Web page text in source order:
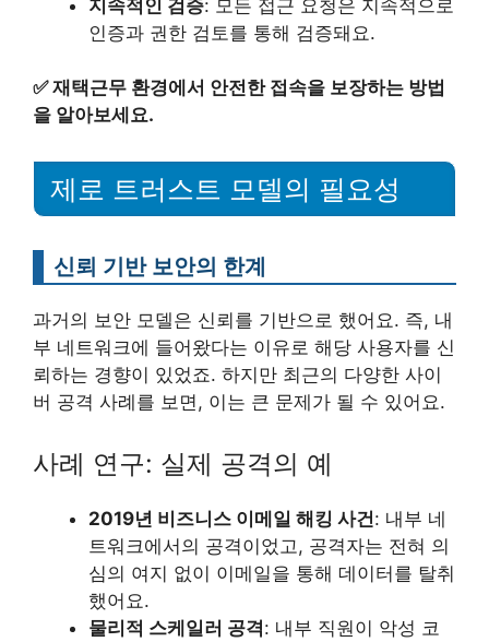
지속적인 검증: 모든 접근 요청은 지속적으로
인증과 권한 검토를 통해 검증돼요.
✅재택근무 환경에서 안전한 접속을 보장하는 방법
을 알아보세요.
제로 트러스트 모델의 필요성
신뢰 기반 보안의 한계
과거의 보안 모델은 신뢰를 기반으로 했어요. 즉, 내
부 네트워크에 들어왔다는 이유로 해당 사용자를 신
뢰하는 경향이 있었죠. 하지만 최근의 다양한 사이
버 공격 사례를 보면, 이는 큰 문제가 될 수 있어요.
사례 연구: 실제 공격의 예
2019년 비즈니스 이메일 해킹 사건: 내부 네
트워크에서의 공격이었고, 공격자는 전혀 의
심의 여지 없이 이메일을 통해 데이터를 탈취
했어요.
물리적 스케일러 공격: 내부 직원이 악성 코